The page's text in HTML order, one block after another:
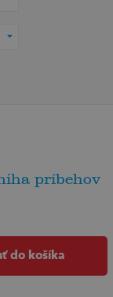
príbehov
do košíka